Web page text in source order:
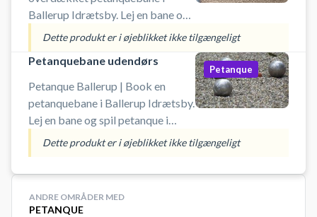
Ballerup Idrætsby. Lej en bane og
spil petanque i Ballerup også når
det regner. Der er gode
parkeringsmuligheder og du
medbringer selv udstyr.
Dette produkt er i øjeblikket ikke tilgængeligt
Petanquebane udendørs
Petanque Ballerup | Book en
petanquebane i Ballerup Idrætsby.
Lej en bane og spil petanque i
Ballerup på en af
petanquebanerne ved Ballerup
Idrætsby. Der er gode
medbringer selv udstyr.
Petanque
Dette produkt er i øjeblikket ikke tilgængeligt
ANDRE OMRÅDER MED
PETANQUE